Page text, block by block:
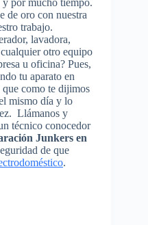
de oro con nuestra
trabajo.
lavadora,
otro equipo
u oficina? Pues,
tu aparato en
como te dijimos
mismo día y lo
Llámanos y
técnico conocedor
Junkers en
de que
.